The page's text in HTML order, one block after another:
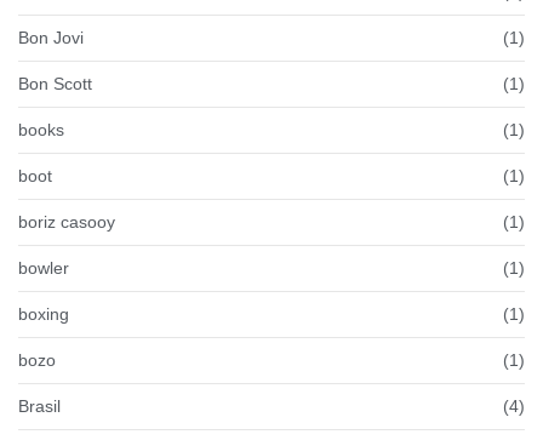
Bon Jovi (1)
Bon Scott (1)
books (1)
boot (1)
boriz casooy (1)
bowler (1)
boxing (1)
bozo (1)
Brasil (4)